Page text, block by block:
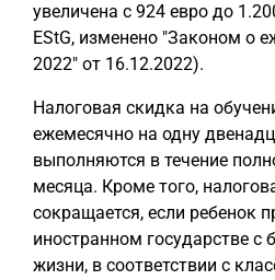
увеличена с 924 евро до
EStG, изменено "Законом о
2022" от 16.12.2022).
Налоговая скидка на
ежемесячно на одну
выполняются в течение
месяца. Кроме того,
сокращается, если ребенок
иностранном государстве с
жизни, в соответствии с